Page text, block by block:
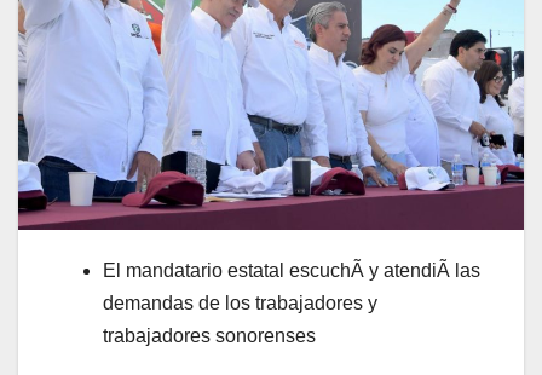
El mandatario estatal escuchÃ y atendiÃ las
demandas de los trabajadores y
trabajadores sonorenses